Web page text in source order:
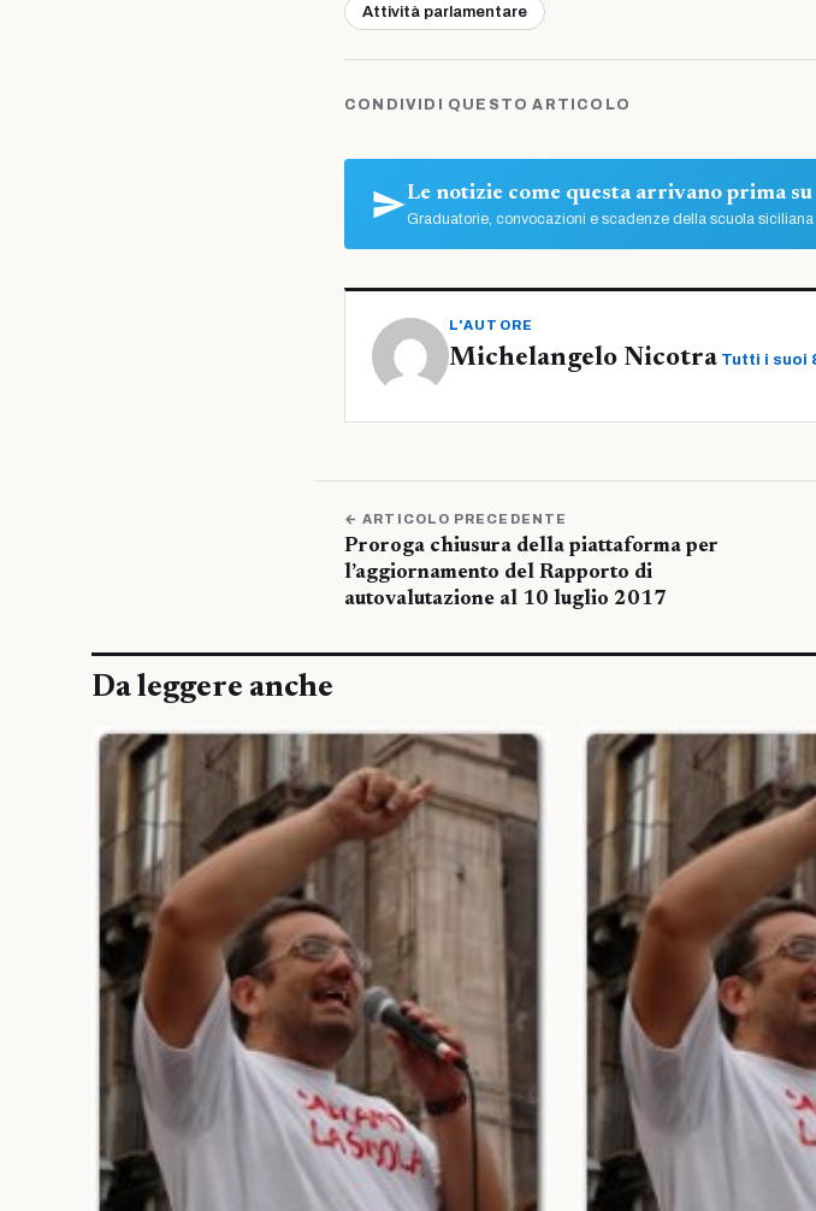
Attività parlamentare
CONDIVIDI QUESTO ARTICOLO
Le notizie come questa arrivano prima
Graduatorie, convocazioni e scadenze della scuola siciliana
L'AUTORE
Michelangelo Nicotra Tutti i suoi
← ARTICOLO PRECEDENTE
Proroga chiusura della piattaforma per
l’aggiornamento del Rapporto di
autovalutazione al 10 luglio 2017
Da leggere anche